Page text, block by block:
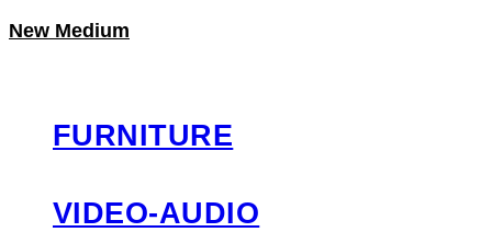
New Medium
FURNITURE
VIDEO-AUDIO